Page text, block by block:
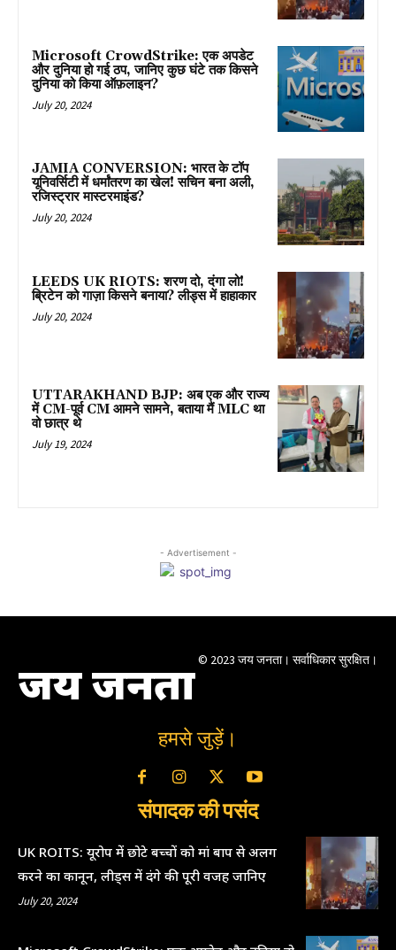
Microsoft CrowdStrike: एक अपडेट
और दुनिया हो गई ठप, जानिए कुछ घंटे तक किसने
दुनिया को किया ऑफ़लाइन?
July 20, 2024
JAMIA CONVERSION: भारत के टॉप
यूनिवर्सिटी में धर्मांतरण का खेल! सचिन बना अली,
रजिस्ट्रार मास्टरमाइंड?
July 20, 2024
LEEDS UK RIOTS: शरण दो, दंगा लो!
ब्रिटेन को गाज़ा किसने बनाया? लीड्स में हाहाकार
July 20, 2024
UTTARAKHAND BJP: अब एक और राज्य
में CM-पूर्व CM आमने सामने, बताया मैं MLC था
वो छात्र थे
July 19, 2024
- Advertisement -
जय जनता © 2023 जय जनता। सर्वाधिकार सुरक्षित।
हमसे जुड़ें।
संपादक की पसंद
UK ROITS: यूरोप में छोटे बच्चों को मां बाप से अलग
करने का कानून, लीड्स में दंगे की पूरी वजह जानिए
July 20, 2024